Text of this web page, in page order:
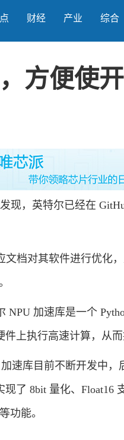
财经 产业 综合
方便使
，英特尔已经在
对其软件进行优化，
加速库是一个
上执行高速计算，从而
库目前不断开发中，
了 8bit 量化、Float16
功能。